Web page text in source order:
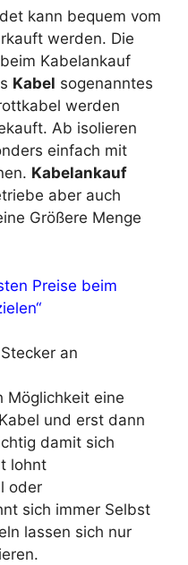
kann bequem vom
werden. Die
beim Kabelankauf
Kabel sogenanntes
werden
Ab isolieren
einfach mit
Kabelankauf
aber auch
Größere Menge
Preise beim
an
Möglichkeit eine
und erst dann
damit sich
lohnt
oder
sich immer Selbst
lassen sich nur